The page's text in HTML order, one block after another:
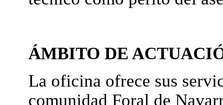
ÁMBITO DE
La oficina ofrece sus
comunidad Foral de